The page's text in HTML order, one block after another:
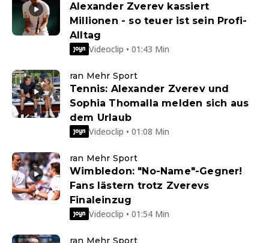
Alexander Zverev kassiert
Millionen - so teuer ist sein Profi-
Alltag
Videoclip • 01:43 Min
ran Mehr Sport
Tennis: Alexander Zverev und
Sophia Thomalla melden sich aus
dem Urlaub
Videoclip • 01:08 Min
ran Mehr Sport
Wimbledon: "No-Name"-Gegner!
Fans lästern trotz Zverevs
Finaleinzug
Videoclip • 01:54 Min
ran Mehr Sport